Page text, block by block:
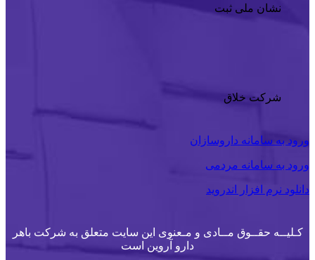
نشان ملی ثبت
شرکت خلاق
ورود به سامانه داروسازان
ورود به سامانه مردمی
دانلود نرم افزار اندروید
کـلیــه حقــوق مــادی و مـعنوی این سایت متعلق به شرکت باهر
دارو آروین است